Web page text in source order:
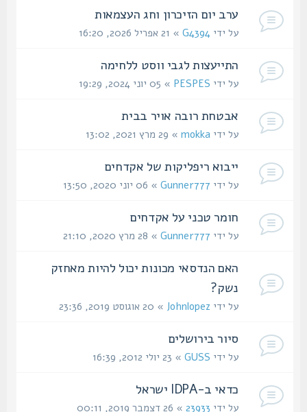
ערב יום הזיכרון וחג העצמאות
על ידיG4394» 21 אפריל 2026, 16:20
התייעצות לגבי ווסט ללחימה
על ידיPESPES» 05 יוני 2024, 19:29
אבטחת רובה אויר בבית
על ידיmokka» 29 מרץ 2021, 13:02
ייבוא ריפליקות של אקדחים
על ידיGunner777» 06 יוני 2020, 13:50
חומר טכני על אקדחים
על ידיGunner777» 28 מרץ 2020, 21:10
האם הנדסאי מכונות יכול להיות מאחזק
נשק?
על ידיJohnlopez» 20 אוגוסט 2019, 23:36
סיור בירושלים
על ידיGUSS» 23 יולי 2012, 16:39
כדאי ב-IDPA ישראל
על ידי23933» 26 דצמבר 2019, 00:11